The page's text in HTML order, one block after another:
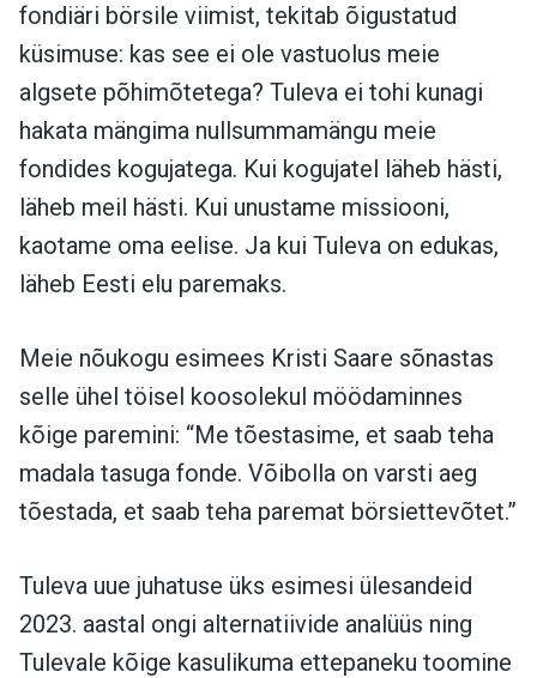
fondiäri börsile viimist, tekitab õigustatud
küsimuse: kas see ei ole vastuolus meie
algsete põhimõtetega? Tuleva ei tohi kunagi
hakata mängima nullsummamängu meie
fondides kogujatega. Kui kogujatel läheb hästi,
läheb meil hästi. Kui unustame missiooni,
kaotame oma eelise. Ja kui Tuleva on edukas,
läheb Eesti elu paremaks.
Meie nõukogu esimees Kristi Saare sõnastas
selle ühel töisel koosolekul möödaminnes
kõige paremini: “Me tõestasime, et saab teha
madala tasuga fonde. Võibolla on varsti aeg
tõestada, et saab teha paremat börsiettevõtet.”
Tuleva uue juhatuse üks esimesi ülesandeid
2023. aastal ongi alternatiivide analüüs ning
Tulevale kõige kasulikuma ettepaneku toomine